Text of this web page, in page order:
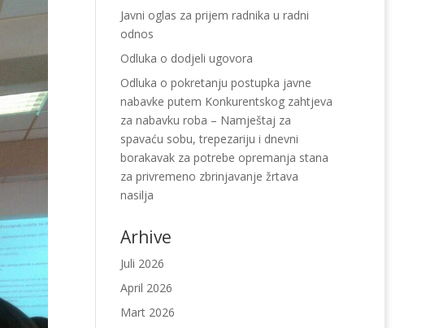
Javni oglas za prijem radnika u radni
odnos
Odluka o dodjeli ugovora
Odluka o pokretanju postupka javne
nabavke putem Konkurentskog zahtjeva
za nabavku roba – Namještaj za
spavaću sobu, trepezariju i dnevni
borakavak za potrebe opremanja stana
za privremeno zbrinjavanje žrtava
nasilja
Arhive
Juli 2026
April 2026
Mart 2026